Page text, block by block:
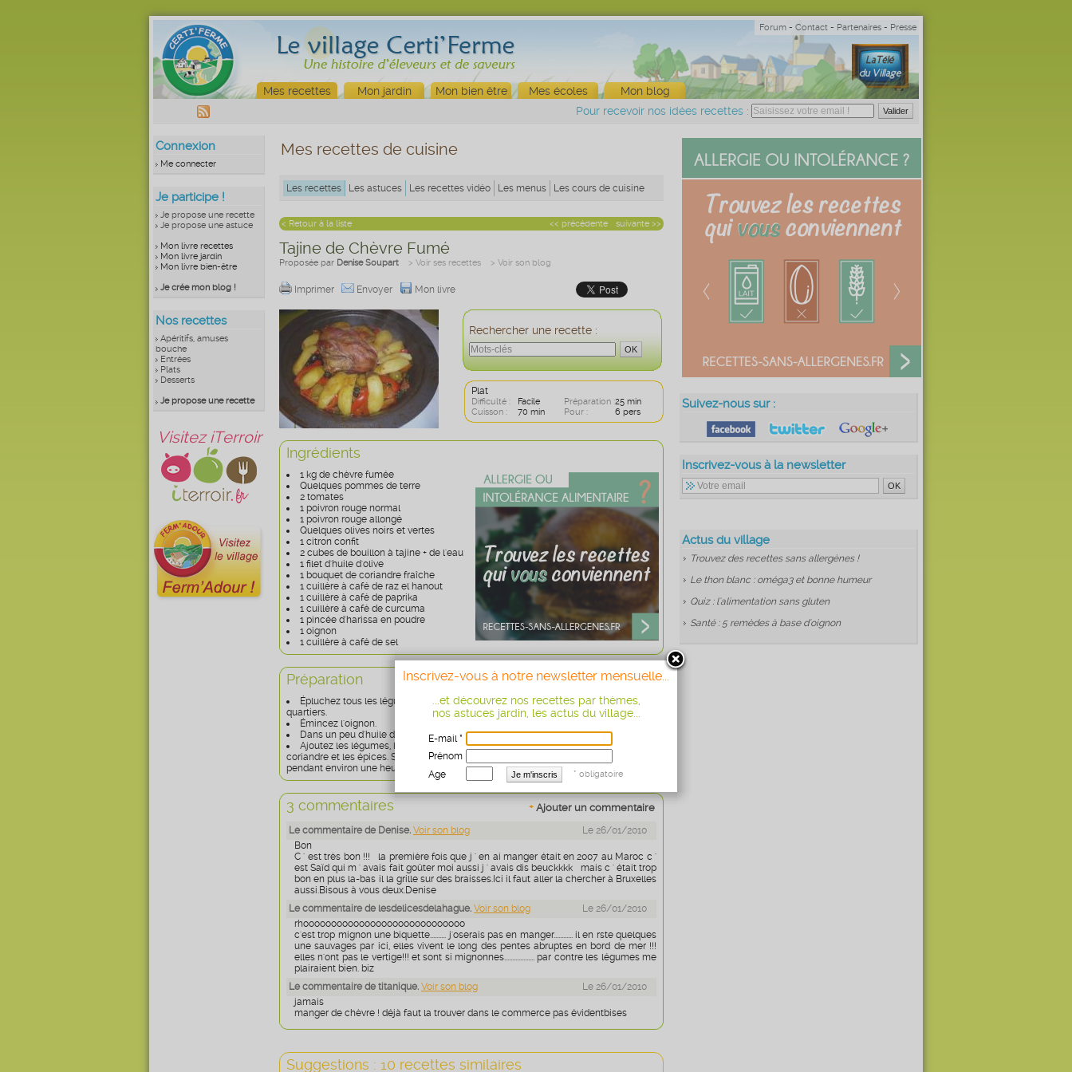
Forum - Contact - Partenaires - Presse
Mes recettes Mon jardin Mon bien être Mes écoles
Mon blog
Pour recevoir nos idées recettes :
Connexion
Me connecter
Je participe !
Je propose une recette
Je propose une astuce
Mon livre recettes
Mon livre jardin
Mon livre bien-être
Je crée mon blog !
Nos recettes
Apéritifs, amuses
bouche
Entrées
Plats
Desserts
Je propose une recette
Visitez iTerroir
Suivez-nous sur :
Inscrivez-vous à la newsletter
Actus du village
Trouvez des recettes sans allergènes !
Le thon blanc : oméga3 et bonne humeur
Quiz : l'alimentation sans gluten
Santé : 5 remèdes à base d'oignon
Mes recettes de cuisine
Les recettes Les astuces Les recettes vidéo Les menus Les cours de cuisine
suivante >>
<< précédente
< Retour à la liste
Tajine de Chèvre Fumé
Proposée par Denise Soupart > Voir ses recettes > Voir son blog
Imprimer Envoyer Mon livre
Rechercher une recette :
Plat
Difficulté : Facile Préparation :25 min
Cuisson :
70 min Pour : 6 pers
Ingrédients
1 kg de chèvre fumée
Quelques pommes de terre
2 tomates
1 poivron rouge normal
1 poivron rouge allongé
Quelques olives noirs et vertes
1 citron confit
2 cubes de bouillon à tajine + de l'eau
1 filet d'huile d'olive
1 bouquet de coriandre fraîche
1 cuillère à café de raz el hanout
1 cuillère à café de paprika
1 cuillère à café de curcuma
1 pincée d'harissa en poudre
1 oignon
1 cuillère à café de sel
Préparation
Épluchez tous les légumes, lavez-les et coupez-les en belles lamelles ou en
quartiers.
Émincez l'oignon.
Dans un peu d'huile d'olive, faites revenir la viande des deux côtés.
Ajoutez les légumes, le citron confit, les olives, les cubes de bouillon, l'oignon, la
coriandre et les épices. Salez à votre goût et recouvrez d'eau. Faites cuire en tajine
pendant environ une heure.
+ Ajouter un commentaire
3 commentaires
Le commentaire de Denise. Voir son blog
Le 26/01/2010
Bon
C ' est très bon !!! la première fois que j ' en ai manger était en 2007 au Maroc c '
est Saïd qui m ' avais fait goûter moi aussi j ' avais dis beuckkkk mais c ' était trop
bon en plus la-bas il la grille sur des braisses.Ici il faut aller la chercher à Bruxelles
aussi.Bisous à vous deux.Denise
Le commentaire de lesdelicesdelahague. Voir son blog
Le 26/01/2010
rhooooooooooooooooooooooooooooo
c'est trop mignon une biquette.......... j'oserais pas en manger............ il en rste quelques
une sauvages par ici, elles vivent le long des pentes abruptes en bord de mer !!!
elles n'ont pas le vertige!!! et sont si mignonnes................... par contre les légumes me
plairaient bien. biz
Le commentaire de titanique. Voir son blog
Le 26/01/2010
jamais
manger de chèvre ! déjà faut la trouver dans le commerce pas évidentbises
Suggestions : 10 recettes similaires
Inscrivez-vous à notre newsletter mensuelle...
...et découvrez nos recettes par thèmes,
nos astuces jardin, les actus du village...
E-mail *
Prénom
Age
* obligatoire